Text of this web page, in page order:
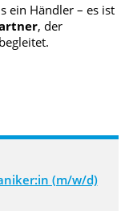
ein Händler – es ist
, der
(m/w/d)